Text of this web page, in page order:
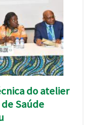
do atelier
Saúde